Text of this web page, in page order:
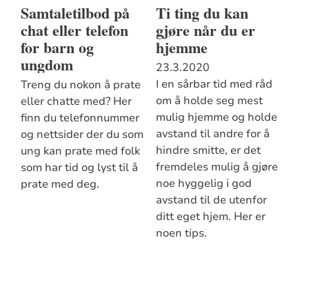
Samtaletilbod på
chat eller telefon
for barn og
ungdom
Treng du nokon å prate
eller chatte med? Her
finn du telefonnummer
og nettsider der du som
ung kan prate med folk
som har tid og lyst til å
prate med deg.
Ti ting du kan
gjøre når du er
hjemme
23.3.2020
I en sårbar tid med råd
om å holde seg mest
mulig hjemme og holde
avstand til andre for å
hindre smitte, er det
fremdeles mulig å gjøre
noe hyggelig i god
avstand til de utenfor
ditt eget hjem. Her er
noen tips.